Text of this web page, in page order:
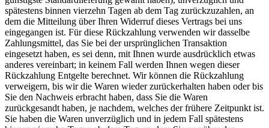
spätestens binnen vierzehn Tagen ab dem Tag zurückzuzahlen, an
dem die Mitteilung über Ihren Widerruf dieses Vertrags bei uns
eingegangen ist. Für diese Rückzahlung verwenden wir dasselbe
Zahlungsmittel, das Sie bei der ursprünglichen Transaktion
eingesetzt haben, es sei denn, mit Ihnen wurde ausdrücklich etwas
anderes vereinbart; in keinem Fall werden Ihnen wegen dieser
Rückzahlung Entgelte berechnet. Wir können die Rückzahlung
verweigern, bis wir die Waren wieder zurückerhalten haben oder bis
Sie den Nachweis erbracht haben, dass Sie die Waren
zurückgesandt haben, je nachdem, welches der frühere Zeitpunkt ist.
Sie haben die Waren unverzüglich und in jedem Fall spätestens